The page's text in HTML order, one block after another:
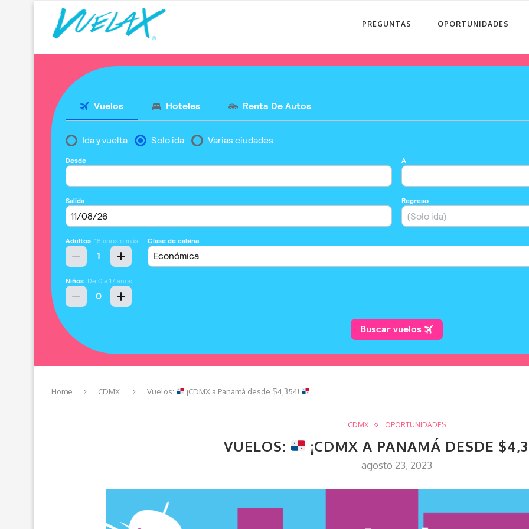
PREGUNTAS OPORTUNIDADES
Home CDMX Vuelos: ¡CDMX a Panamá desde $4,354!
CDMX OPORTUNIDADES
VUELOS: ¡CDMX A PANAMÁ DESDE
agosto 23, 2023